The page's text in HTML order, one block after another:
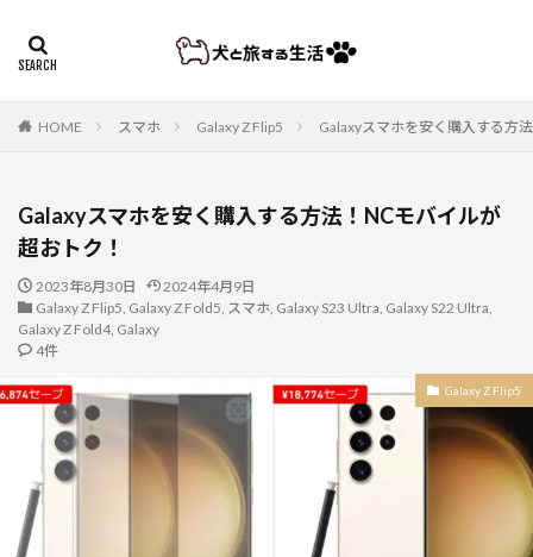
HOME スマホ Galaxy Z Flip5 Galaxyスマホを安く購入する方
Galaxyスマホを安く購入する方法！NCモバイルが
超おトク！
2023年8月30日
2024年4月9日
Galaxy Z Flip5, Galaxy Z Fold5, スマホ, Galaxy S23 Ultra, Galaxy S22 Ultra,
Galaxy Z Fold4, Galaxy
4件
Galaxy Z Flip5